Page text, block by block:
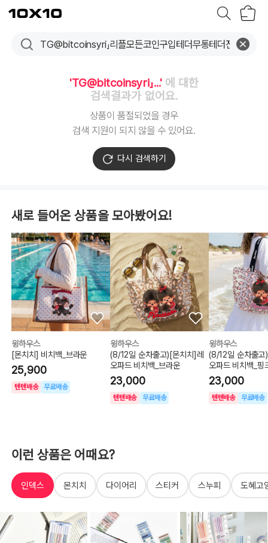
텐
바
'TG@bitcoinsyri」...'에 대한
검색결과가 없어요.
상품이 품절되었을 경우
검색 지원이 되지 않을 수 있어요.
다시 검색하기
새로 들어온 상품을 모아봤어요!
윙하우스
[몬치치] 비치백_브라운
25,900
텐텐배송 무료배송
윙하우스
(8/12일 순차출고)[몬치치]레
오파드 비치백_브라운
23,000
텐텐배송 무료배송
윙하우스
(8/12일 순차출고
오파드 비치백_핑
23,000
텐텐배송 무료배송
이런 상품은 어때요?
인덱스 몬치치 다이어리 스티커 스누피 도혜고